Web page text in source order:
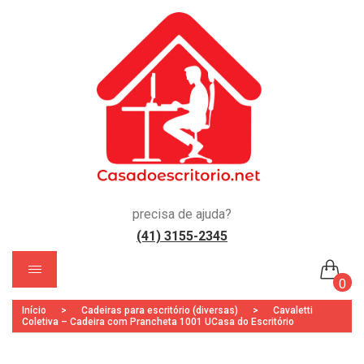
precisa de ajuda?
(41) 3155-2345
0
Nenhum produto no carrinho.
Início > Cadeiras para escritório (diversas) >
Cavaletti
Coletiva – Cadeira com Prancheta 1001 UCasa do Escritório